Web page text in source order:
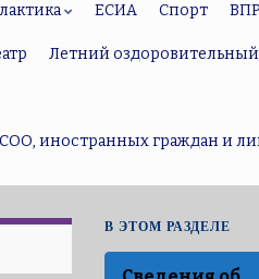
ЕСИА Спорт ВПР
Летний оздоровительный
иностранных граждан и
В ЭТОМ РАЗДЕЛЕ